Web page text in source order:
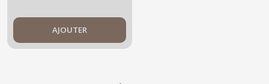
AJOUTER